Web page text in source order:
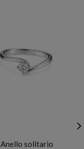
Anello solitario